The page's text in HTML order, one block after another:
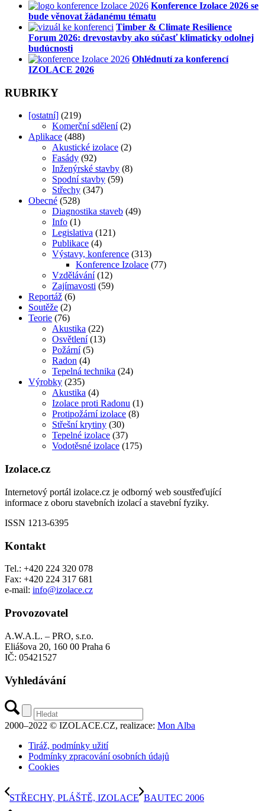
Konference Izolace 2026 se
bude věnovat žádanému tématu
Timber & Climate Resilience
Forum 2026: drevostavby ako súčasť klimaticky odolnej
budúcnosti
Ohlédnutí za konferencí
IZOLACE 2026
RUBRIKY
[ostatní] (219)
Komerční sdělení (2)
Aplikace (488)
Akustické izolace (2)
Fasády (92)
Inženýrské stavby (8)
Spodní stavby (59)
Střechy (347)
Obecné (528)
Diagnostika staveb (49)
Info (1)
Legislativa (121)
Publikace (4)
Výstavy, konference (313)
Konference Izolace (77)
Vzdělávání (12)
Zajímavosti (59)
Reportáž (6)
Soutěže (2)
Teorie (76)
Akustika (22)
Osvětlení (13)
Požární (5)
Radon (4)
Tepelná technika (24)
Výrobky (235)
Akustika (4)
Izolace proti Radonu (1)
Protipožární izolace (8)
Střešní krytiny (30)
Tepelné izolace (37)
Vodotěsné izolace (175)
Izolace.cz
Internetový portál izolace.cz je odborný web soustřeďující
informace z oboru stavebních izolací a stavební fyziky.
ISSN 1213-6395
Kontakt
Tel.: +420 224 320 078
Fax: +420 224 317 681
e-mail: info@izolace.cz
Provozovatel
A.W.A.L. – PRO, s.r.o.
Eliášova 20, 160 00 Praha 6
IČ: 05421527
Vyhledávání
2000–2022 © IZOLACE.CZ, realizace: Mon Alba
Tiráž, podmínky užití
Podmínky zpracování osobních údajů
Cookies
STŘECHY, PLÁŠTĚ, IZOLACE BAUTEC 2006